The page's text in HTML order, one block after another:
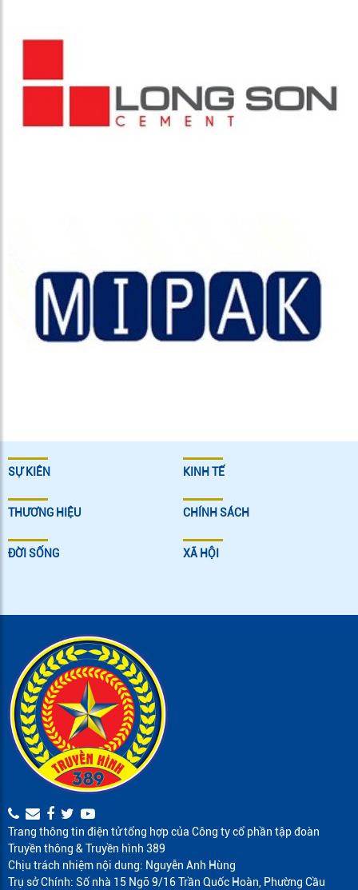
SỰ KIÊN KINH TẾ
THƯƠNG HIỆU CHÍNH SÁCH
ĐỜI SỐNG XÃ HỘI
Trang thông tin điện tử tổng hợp của Công ty cổ phần tập đoàn
Truyền thông & Truyền hình 389
Chịu trách nhiệm nội dung: Nguyễn Anh Hùng
Trụ sở Chính: Số nhà 15 Ngõ 9/16 Trần Quốc Hoàn, Phường Cầu